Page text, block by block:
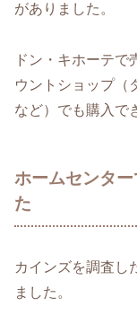
がありました。
ドン・キホーテで
ウントショップ（
など）でも購入で
ホームセンタ
た
カインズを調査し
ました。